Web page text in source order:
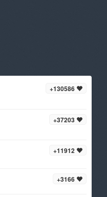
+130586
+37203
+11912
+3166